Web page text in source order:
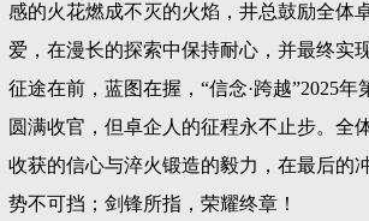
感的火花燃成不灭的火焰，井总鼓励全体
爱，在漫长的探索中保持耐心，并最终实
征途在前，蓝图在握，“信念·跨越”2025年
圆满收官，但卓企人的征程永不止步。全
收获的信心与淬火锻造的毅力，在最后的
势不可挡；剑锋所指，荣耀终章！